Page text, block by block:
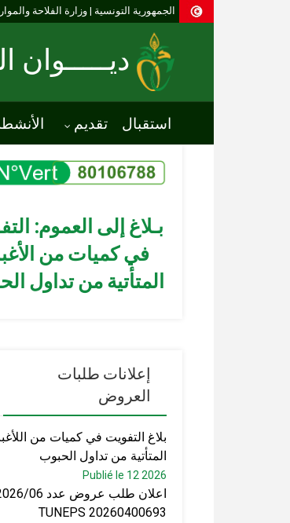
الجمهورية التونسية | وزارة الفلاحة
ديـــــوان
استقبال تقديم
بـلاغ إلى العموم:
في كميات من
المتأتية من تداول
إعلانات طلبات
العروض
بلاغ التفويت في كميات من
المتأتية من تداول الحبوب
Publié le 12 2026
اعلان طلب عروض عدد
TUNEPS 20260400693